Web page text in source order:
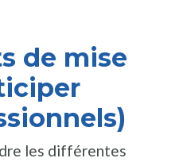
de mise
les différentes